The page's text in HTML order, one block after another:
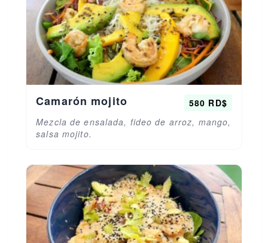
Camarón mojito
580 RD$
Mezcla de ensalada, fideo de arroz, mango,
salsa mojito.